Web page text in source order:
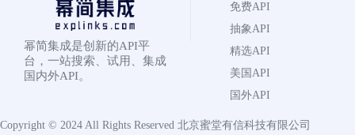
幂简集成是创新的API平
台，一站搜索、试用、集成
国内外API。
免费API
抽象API
精选API
美国API
国外API
Copyright © 2024 All Rights Reserved 北京蜜堂有信科技有限公司